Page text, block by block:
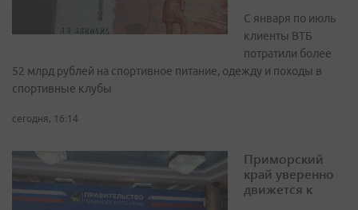
С января по июль
клиенты ВТБ
потратили более
52 млрд рублей на спортивное питание, одежду и походы в
спортивные клубы
сегодня, 16:14
Приморский
край уверенно
движется к